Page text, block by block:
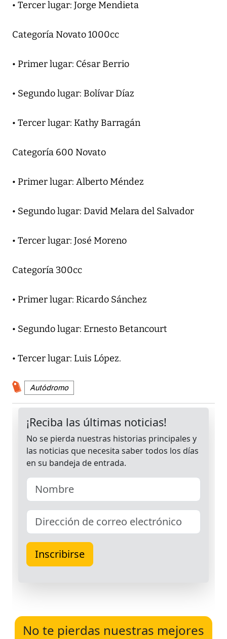
• Tercer lugar: Jorge Mendieta
Categoría Novato 1000cc
• Primer lugar: César Berrio
• Segundo lugar: Bolívar Díaz
• Tercer lugar: Kathy Barragán
Categoría 600 Novato
• Primer lugar: Alberto Méndez
• Segundo lugar: David Melara del Salvador
• Tercer lugar: José Moreno
Categoría 300cc
• Primer lugar: Ricardo Sánchez
• Segundo lugar: Ernesto Betancourt
• Tercer lugar: Luis López.
Autódromo
No te pierdas nuestras mejores